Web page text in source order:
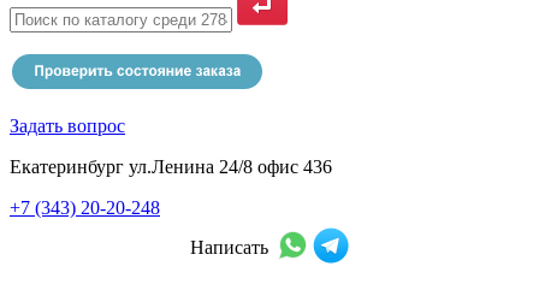
Задать вопрос
Екатеринбург ул.Ленина 24/8 офис 436
+7 (343) 20-20-248
Написать